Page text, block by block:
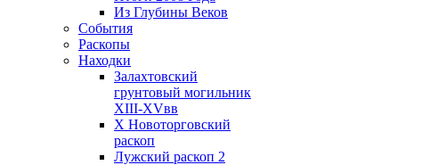
Из Глубины Веков
События
Раскопы
Находки
Залахтовский
грунтовый могильник
XIII-XVвв
X Новоторговский
раскоп
Лужский раскоп 2